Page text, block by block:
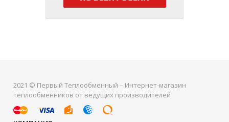
2021 © Первый Теплообменный – Интернет-магазин
теплообменников от ведущих производителей